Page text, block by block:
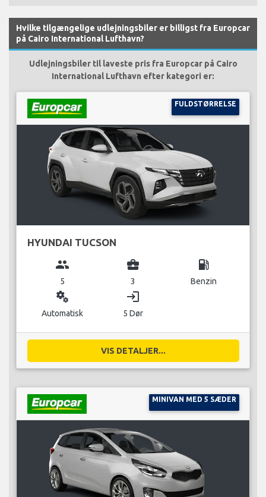
Hvilke tilgængelige udlejningsbiler er billigst fra Europcar
på Cairo International Lufthavn?
Udlejningsbiler til laveste pris fra Europcar på Cairo
International Lufthavn efter kategori er:
FULDSTØRRELSE
HYUNDAI TUCSON
group
5
business_center
3
local_gas_station
Benzin
miscellaneous_services
Automatisk
login
5 Dør
VIS DETALJER...
MINIVAN MED 5 SÆDER